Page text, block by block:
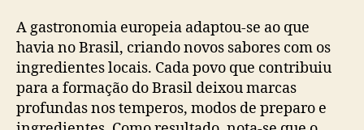
A gastronomia europeia adaptou-se ao que
havia no Brasil, criando novos sabores com os
ingredientes locais. Cada povo que contribuiu
para a formação do Brasil deixou marcas
profundas nos temperos, modos de preparo e